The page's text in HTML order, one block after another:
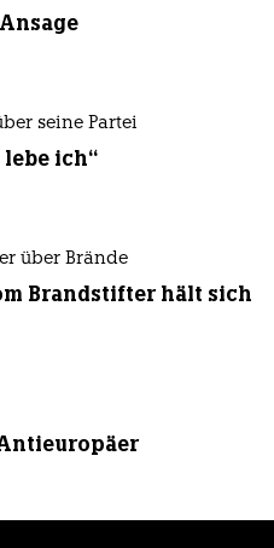
seine Partei
lebe ich“
über Brände
Brandstifter hält sich